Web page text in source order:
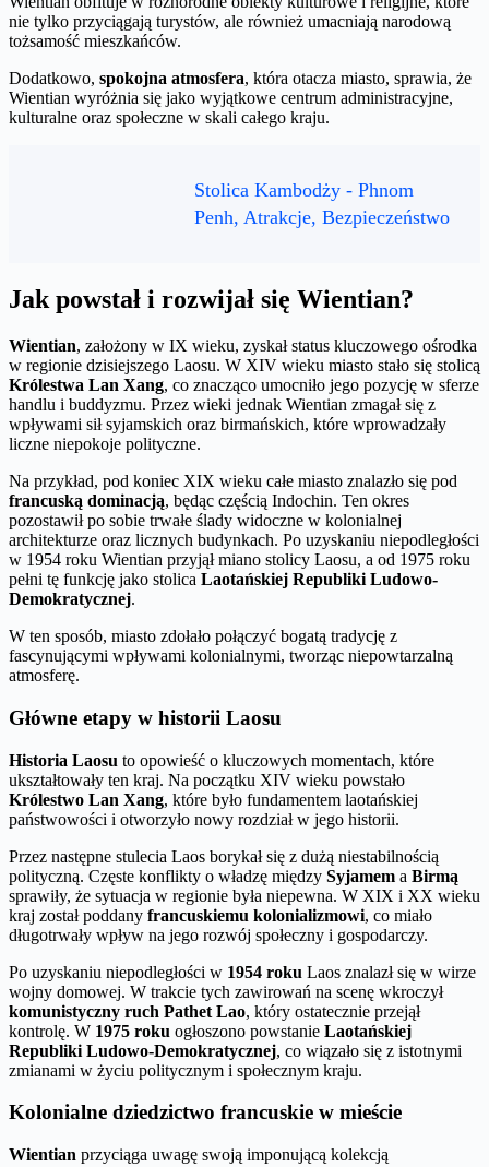
nie tylko przyciągają turystów, ale również umacniają narodową
tożsamość mieszkańców.
Dodatkowo, spokojna atmosfera, która otacza miasto, sprawia, że
Wientian wyróżnia się jako wyjątkowe centrum administracyjne,
kulturalne oraz społeczne w skali całego kraju.
Stolica Kambodży - Phnom
Penh, Atrakcje, Bezpieczeństwo
Jak powstał i rozwijał się Wientian?
Wientian, założony w IX wieku, zyskał status kluczowego ośrodka
w regionie dzisiejszego Laosu. W XIV wieku miasto stało się stolicą
Królestwa Lan Xang, co znacząco umocniło jego pozycję w sferze
handlu i buddyzmu. Przez wieki jednak Wientian zmagał się z
wpływami sił syjamskich oraz birmańskich, które wprowadzały
liczne niepokoje polityczne.
Na przykład, pod koniec XIX wieku całe miasto znalazło się pod
francuską dominacją, będąc częścią Indochin. Ten okres
pozostawił po sobie trwałe ślady widoczne w kolonialnej
architekturze oraz licznych budynkach. Po uzyskaniu niepodległości
w 1954 roku Wientian przyjął miano stolicy Laosu, a od 1975 roku
pełni tę funkcję jako stolica Laotańskiej Republiki Ludowo-
Demokratycznej.
W ten sposób, miasto zdołało połączyć bogatą tradycję z
fascynującymi wpływami kolonialnymi, tworząc niepowtarzalną
atmosferę.
Główne etapy w historii Laosu
Historia Laosu to opowieść o kluczowych momentach, które
ukształtowały ten kraj. Na początku XIV wieku powstało
Królestwo Lan Xang, które było fundamentem laotańskiej
państwowości i otworzyło nowy rozdział w jego historii.
Przez następne stulecia Laos borykał się z dużą niestabilnością
polityczną. Częste konflikty o władzę między Syjamem a Birmą
sprawiły, że sytuacja w regionie była niepewna. W XIX i XX wieku
kraj został poddany francuskiemu kolonializmowi, co miało
długotrwały wpływ na jego rozwój społeczny i gospodarczy.
Po uzyskaniu niepodległości w 1954 roku Laos znalazł się w wirze
wojny domowej. W trakcie tych zawirowań na scenę wkroczył
komunistyczny ruch Pathet Lao, który ostatecznie przejął
kontrolę. W 1975 roku ogłoszono powstanie Laotańskiej
Republiki Ludowo-Demokratycznej, co wiązało się z istotnymi
zmianami w życiu politycznym i społecznym kraju.
Kolonialne dziedzictwo francuskie w mieście
Wientian przyciąga uwagę swoją imponującą kolekcją